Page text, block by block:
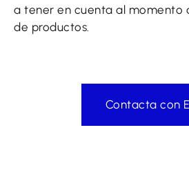
a tener en cuenta al momento
de productos.
Contacta con